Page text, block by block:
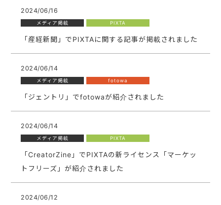
2024/06/16
メディア掲載 PIXTA
「産経新聞」でPIXTAに関する記事が掲載されました
2024/06/14
メディア掲載 fotowa
「ジェントリ」でfotowaが紹介されました
2024/06/14
メディア掲載 PIXTA
「CreatorZine」でPIXTAの新ライセンス「マーケッ
トフリーズ」が紹介されました
2024/06/12